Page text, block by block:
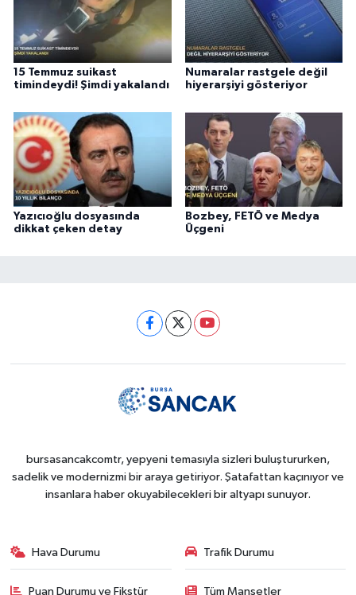
15 Temmuz suikast
timindeydi! Şimdi yakalandı
Numaralar rastgele değil
hiyerarşiyi gösteriyor
Yazıcıoğlu dosyasında
dikkat çeken detay
Bozbey, FETÖ ve Medya
Üçgeni
bursasancakcomtr, yepyeni temasıyla sizleri buluştururken,
sadelik ve modernizmi bir araya getiriyor. Şatafattan kaçınıyor ve
insanlara haber okuyabilecekleri bir altyapı sunuyor.
Hava Durumu Trafik Durumu
Puan Durumu ve Fikstür Tüm Manşetler